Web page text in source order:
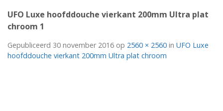
UFO Luxe hoofddouche vierkant 200mm Ultra plat
chroom 1
Gepubliceerd 30 november 2016 op 2560 × 2560 in UFO Luxe
hoofddouche vierkant 200mm Ultra plat chroom